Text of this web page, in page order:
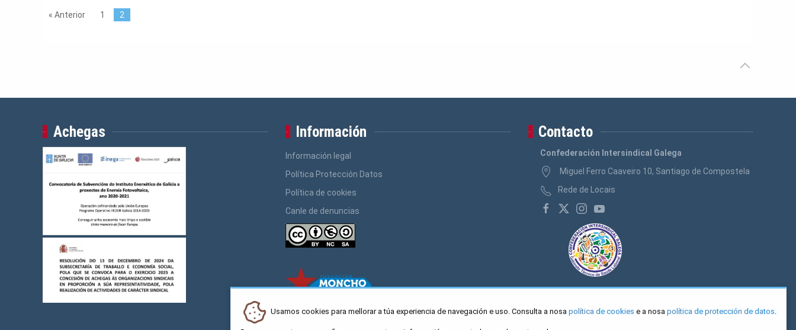
« Anterior 1 2
Achegas Información
Información legal
Política Protección Datos
Política de cookies
Canle de denuncias
Contacto
Confederación Intersindical Galega
Miguel Ferro Caaveiro 10, Santiago de Compostela
Rede de Locais
Usamos cookies para mellorar a túa experiencia de navegación e uso. Consulta a nosa política de cookies e a nosa política de protección de datos.